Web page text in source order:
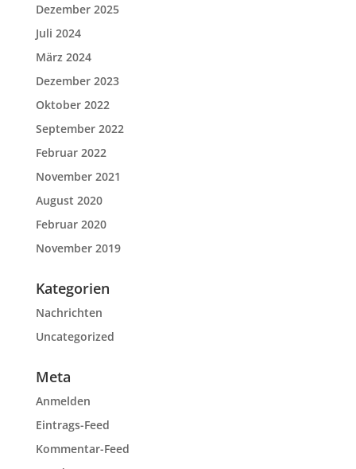
Dezember 2025
Juli 2024
März 2024
Dezember 2023
Oktober 2022
September 2022
Februar 2022
November 2021
August 2020
Februar 2020
November 2019
Kategorien
Nachrichten
Uncategorized
Meta
Anmelden
Eintrags-Feed
Kommentar-Feed